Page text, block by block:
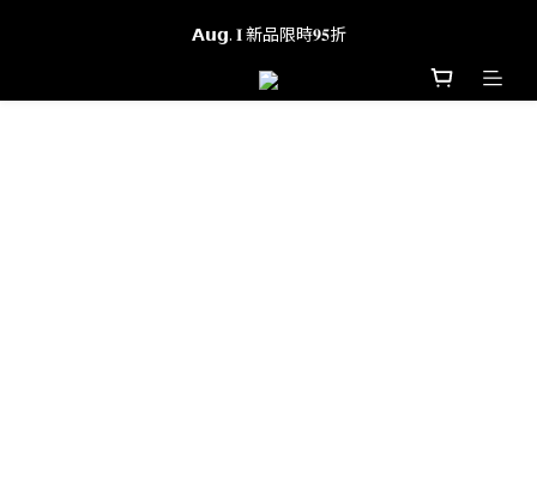
全館滿 $𝟏𝟐𝟎𝟎 享免運
𝗔𝘂𝗴. 𝐈 新品限時𝟗𝟓折
全館滿 $𝟏𝟐𝟎𝟎 享免運